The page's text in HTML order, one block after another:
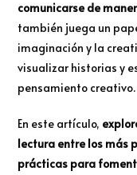
comunicarse de
también juega un
imaginación y la
visualizar historias y
pensamiento creativo.
En este artículo,
lectura entre los más
prácticas para